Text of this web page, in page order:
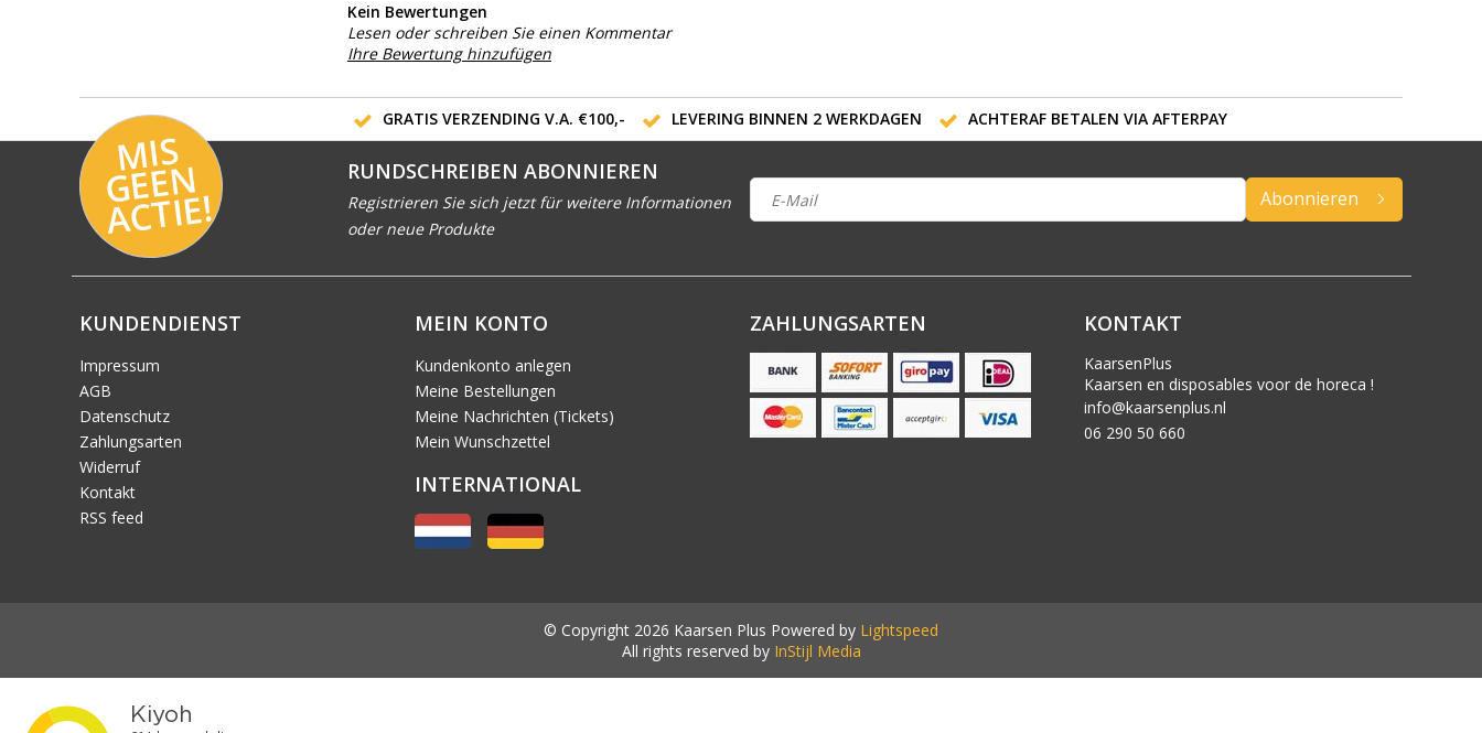
Kein Bewertungen
Lesen oder schreiben Sie einen Kommentar
Ihre Bewertung hinzufügen
GRATIS VERZENDING V.A. €100,- LEVERING BINNEN 2 WERKDAGEN ACHTERAF BETALEN VIA AFTERPAY
MI
S
G
E
E
N
A
C
TI
E!
RUNDSCHREIBEN ABONNIEREN
Registrieren Sie sich jetzt für weitere Informationen
oder neue Produkte
Abonnieren
KUNDENDIENST
Impressum
AGB
Datenschutz
Zahlungsarten
Widerruf
Kontakt
RSS feed
MEIN KONTO
Kundenkonto anlegen
Meine Bestellungen
Meine Nachrichten (Tickets)
Mein Wunschzettel
INTERNATIONAL
ZAHLUNGSARTEN KONTAKT
KaarsenPlus
Kaarsen en disposables voor de horeca !
info@kaarsenplus.nl
06 290 50 660
© Copyright 2026 Kaarsen Plus Powered by Lightspeed
All rights reserved by InStijl Media